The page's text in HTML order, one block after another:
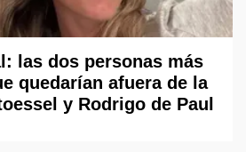
las dos personas más
quedarían afuera de la
y Rodrigo de Paul